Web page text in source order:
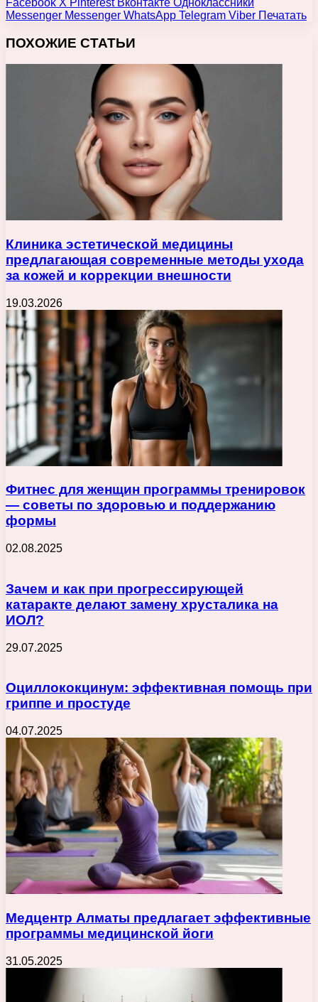
Messenger Messenger WhatsApp Telegram Viber Печатать
ПОХОЖИЕ СТАТЬИ
Клиника эстетической медицины
предлагающая современные методы ухода
за кожей и коррекции внешности
19.03.2026
Фитнес для женщин программы тренировок
— советы по здоровью и поддержанию
формы
02.08.2025
Зачем и как при прогрессирующей
катаракте делают замену хрусталика на
ИОЛ?
29.07.2025
Оциллококцинум: эффективная помощь при
гриппе и простуде
04.07.2025
Медцентр Алматы предлагает эффективные
программы медицинской йоги
31.05.2025